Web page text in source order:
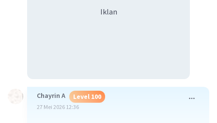
Iklan
Chayrin A Level 100
27 Mei 2026 12:36